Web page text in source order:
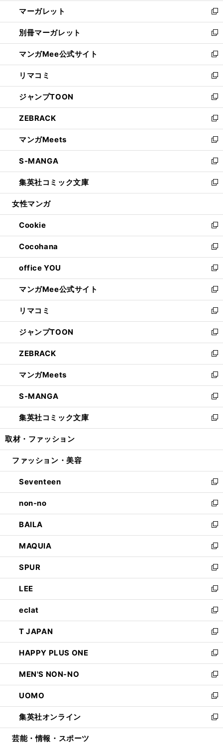
く
で
開
く
ド
ウ
で
開
く
し
い
ウ
ィ
ン
ド
ウ
で
開
く
マーガレット
新
し
い
ウ
ィ
ン
ド
ウ
で
開
く
別冊マーガレット
新
し
い
ウ
ィ
ン
ド
ウ
で
開
く
マンガMee公式サイト
新
し
い
ウ
ィ
ン
ド
ウ
で
開
く
リマコミ
新
し
い
ウ
ィ
ン
ド
ウ
で
開
く
ジャンプTOON
新
し
い
ウ
ィ
ン
ド
ウ
で
開
ZEBRACK
新
し
い
ウ
ィ
ン
ド
ウ
開
く
マンガMeets
新
し
い
ウ
ィ
ン
ウ
で
開
く
S-MANGA
新
し
い
ウ
ン
ド
ウ
で
開
く
集英社コミック文庫
新
し
ウ
ィ
ン
ド
ウ
で
開
く
女性マンガ
Cookie
新
し
い
ウ
ィ
ン
ド
ウ
で
開
く
Cocohana
新
し
い
ウ
ィ
ン
ド
ウ
で
開
く
office YOU
新
し
い
ウ
ィ
ン
ド
ウ
で
開
く
マンガMee公式サイト
新
し
い
ウ
ィ
ン
ド
ウ
で
開
く
リマコミ
新
し
い
ウ
ィ
ン
ド
ウ
で
開
く
ジャンプTOON
新
し
い
ウ
ィ
ン
ド
ウ
で
開
ZEBRACK
新
し
い
ウ
ィ
ン
ド
ウ
開
マンガMeets
新
し
い
ウ
ィ
ン
ウ
開
く
S-MANGA
新
し
い
ウ
ン
ウ
で
開
く
集英社コミック文庫
新
し
ウ
ン
ド
ウ
で
開
く
取材・ファッション
ファッション・美容
Seventeen
新
し
い
ウ
ィ
ン
ド
ウ
で
開
く
non-no
新
し
い
ウ
ィ
ン
ド
ウ
で
開
く
BAILA
新
し
い
ウ
ィ
ン
ド
ウ
で
開
く
MAQUIA
新
し
い
ウ
ィ
ン
ド
ウ
で
開
く
SPUR
新
し
い
ウ
ィ
ン
ド
ウ
で
開
く
LEE
新
し
い
ウ
ィ
ン
ド
ウ
で
開
く
eclat
新
し
い
ウ
ィ
ン
ド
ウ
で
開
く
T JAPAN
新
し
い
ウ
ィ
ン
ド
ウ
で
開
HAPPY PLUS ONE
新
し
い
ウ
ィ
ン
ド
ウ
MEN'S NON-NO
新
し
い
ウ
ィ
ン
UOMO
新
し
い
ウ
集英社オンライン
新
し
芸能・情報・スポーツ